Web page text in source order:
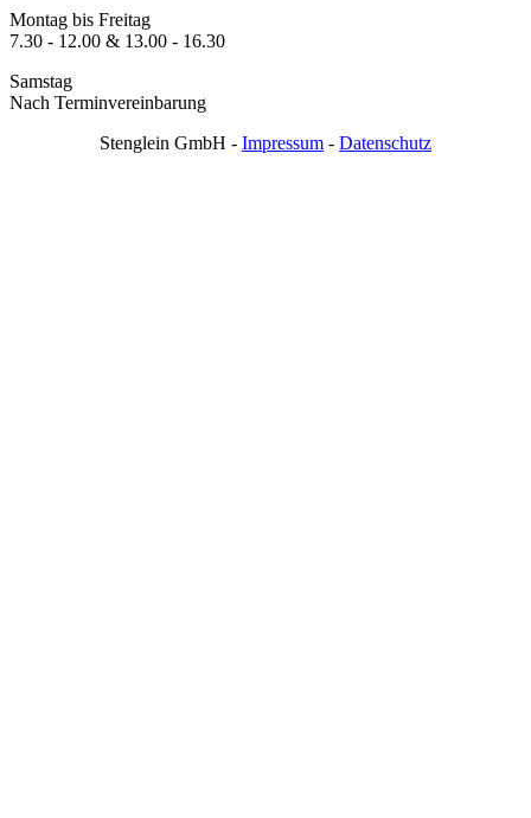
Montag bis Freitag
7.30 - 12.00 & 13.00 - 16.30
Samstag
Nach Terminvereinbarung
Stenglein GmbH - Impressum - Datenschutz